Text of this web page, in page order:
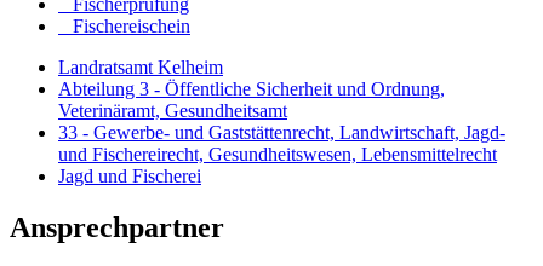
Fischereischein
Landratsamt Kelheim
Abteilung 3 - Öffentliche Sicherheit und Ordnung,
Veterinäramt, Gesundheitsamt
33 - Gewerbe- und Gaststättenrecht, Landwirtschaft, Jagd-
und Fischereirecht, Gesundheitswesen, Lebensmittelrecht
Jagd und Fischerei
Ansprechpartner